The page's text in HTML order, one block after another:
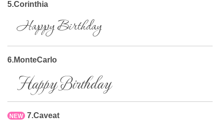
5.Corinthia
Happy Birthday
6.MonteCarlo
Happy Birthday
NEW 7.Caveat